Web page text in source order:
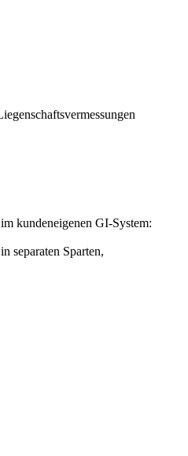
kundeneigenen GI-System:
separaten Sparten,